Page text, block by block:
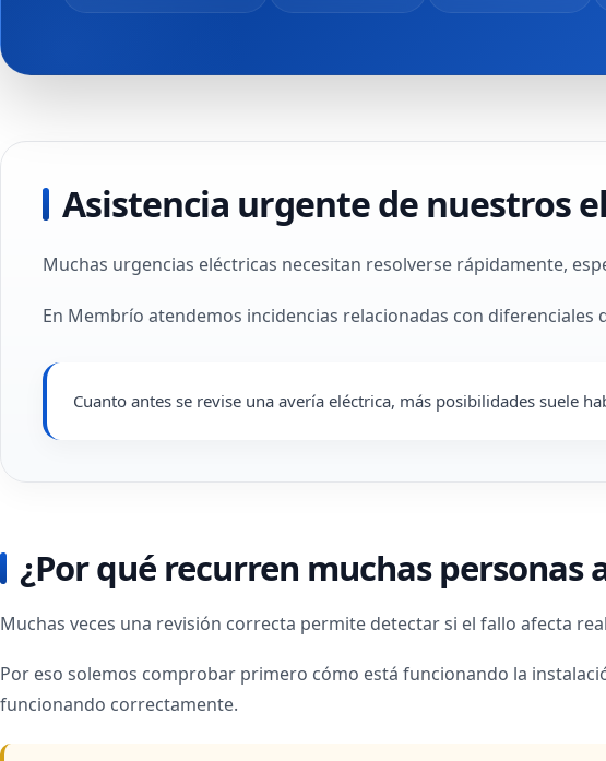
Asistencia urgente de nuestros
Muchas urgencias eléctricas necesitan resolverse rápidamente,
En Membrío atendemos incidencias relacionadas con
Cuanto antes se revise una avería eléctrica, más posibilidades suele
¿Por qué recurren muchas
Muchas veces una revisión correcta permite detectar si el fallo afecta
Por eso solemos comprobar primero cómo está funcionando la
funcionando correctamente.